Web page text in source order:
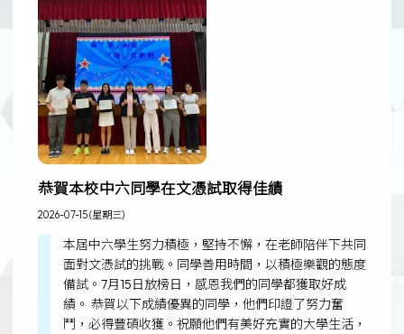
恭賀本校中六同學在文憑試取得佳績
2026-07-15 (星期三)
本屆中六學生努力積極，堅持不懈，在老師陪伴下共同
面對文憑試的挑戰。同學善用時間，以積極樂觀的態度
備試。7月15日放榜日，感恩我們的同學都獲取好成
績。 恭賀以下成績優異的同學，他們印證了努力奮
鬥，必得豐碩收獲。祝願他們有美好充實的大學生活，